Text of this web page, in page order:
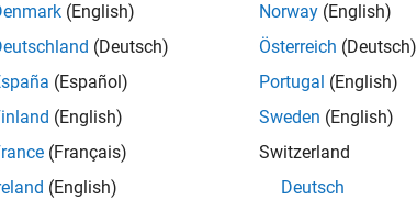
y medición
datos, y automatice
(English)
(Deutsch)
(Español)
(English)
(Français)
(English)
Norway (English)
Österreich (Deutsch)
Portugal (English)
Sweden (English)
Switzerland
Deutsch